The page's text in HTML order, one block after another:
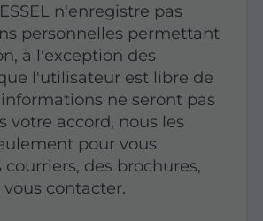
n'enregistre pas
personnelles permettant
à l'exception des
l'utilisateur est libre de
ne seront pas
votre accord, nous les
pour vous
courriers, des brochures,
contacter.